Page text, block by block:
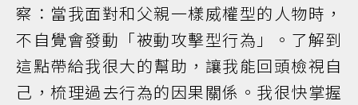
察：當我面對和父親一樣威權型的人物時，
不自覺會發動「被動攻擊型行為」。了解到
這點帶給我很大的幫助，讓我能回頭檢視自
己，梳理過去行為的因果關係。我很快掌握